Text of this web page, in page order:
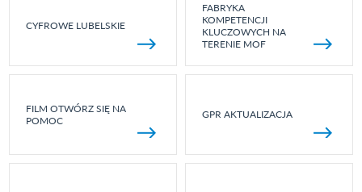
CYFROWE LUBELSKIE
FABRYKA
KOMPETENCJI
KLUCZOWYCH NA
TERENIE MOF
FILM OTWÓRZ SIĘ NA
POMOC
GPR AKTUALIZACJA